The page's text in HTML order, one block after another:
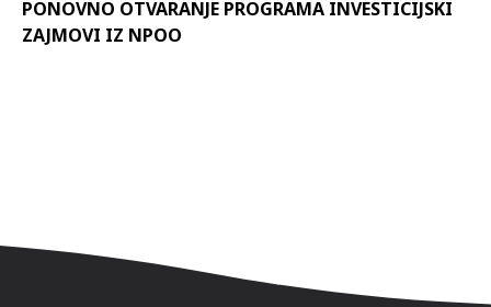
PONOVNO OTVARANJE PROGRAMA INVESTICIJSKI
ZAJMOVI IZ NPOO